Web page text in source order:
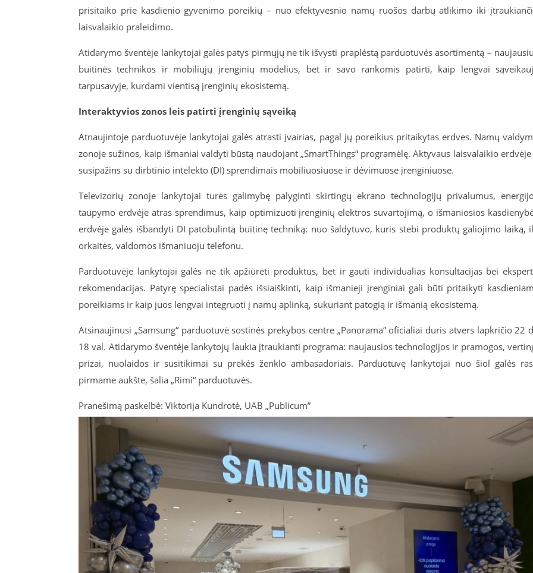
prisitaiko prie kasdienio gyvenimo poreikių – nuo efektyvesnio namų ruošos darbų atlikimo iki
laisvalaikio praleidimo.
Atidarymo šventėje lankytojai galės patys pirmųjų ne tik išvysti praplėstą parduotuvės asortimentą –
buitinės technikos ir mobiliųjų įrenginių modelius, bet ir savo rankomis patirti, kaip lengvai
tarpusavyje, kurdami vientisą įrenginių ekosistemą.
Interaktyvios zonos leis patirti įrenginių sąveiką
Atnaujintoje parduotuvėje lankytojai galės atrasti įvairias, pagal jų poreikius pritaikytas erdves. Namų
zonoje sužinos, kaip išmaniai valdyti būstą naudojant „SmartThings“ programėlę. Aktyvaus laisvalaikio erdvėje
susipažins su dirbtinio intelekto (DI) sprendimais mobiliuosiuose ir dėvimuose įrenginiuose.
Televizorių zonoje lankytojai turės galimybę palyginti skirtingų ekrano technologijų privalumus,
taupymo erdvėje atras sprendimus, kaip optimizuoti įrenginių elektros suvartojimą, o išmaniosios
erdvėje galės išbandyti DI patobulintą buitinę techniką: nuo šaldytuvo, kuris stebi produktų galiojimo laiką,
orkaitės, valdomos išmaniuoju telefonu.
Parduotuvėje lankytojai galės ne tik apžiūrėti produktus, bet ir gauti individualias konsultacijas bei
rekomendacijas. Patyrę specialistai padės išsiaiškinti, kaip išmanieji įrenginiai gali būti pritaikyti
poreikiams ir kaip juos lengvai integruoti į namų aplinką, sukuriant patogią ir išmanią ekosistemą.
Atsinaujinusi „Samsung“ parduotuvė sostinės prekybos centre „Panorama“ oficialiai duris atvers lapkričio 22
18 val. Atidarymo šventėje lankytojų laukia įtraukianti programa: naujausios technologijos ir pramogos,
prizai, nuolaidos ir susitikimai su prekės ženklo ambasadoriais. Parduotuvę lankytojai nuo šiol galės
pirmame aukšte, šalia „Rimi“ parduotuvės.
Pranešimą paskelbė: Viktorija Kundrotė, UAB „Publicum”